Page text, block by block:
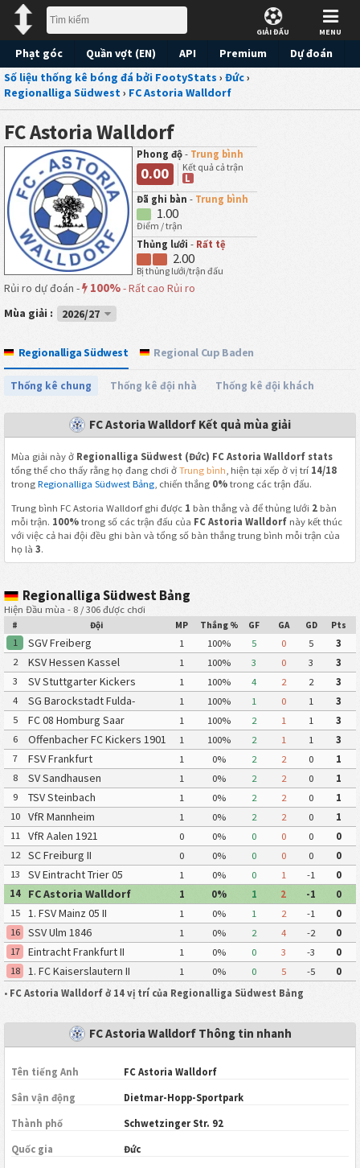
GIẢI ĐẤU MENU
Phạt góc Quần vợt (EN) API Premium
Dự đoán
Số liệu thống kê bóng đá bởi FootyStats › Đức›
Regionalliga Südwest› FC Astoria Walldorf
FC Astoria Walldorf
Phong độ - Trung bình
0.00
Kết quả cả trận
L
Đã ghi bàn - Trung bình
1.00
Điểm / trận
Thủng lưới - Rất tệ
2.00
Bị thủng lưới/trận đấu
Rủi ro dự đoán - 100%-Rất cao Rủi ro
Mùa giải :
2026/27
Regionalliga Südwest Regional Cup Baden
Thống kê chung Thống kê đội nhà Thống kê đội khách
FC Astoria Walldorf Kết quả mùa giải
Mùa giải này ở Regionalliga Südwest (Đức) FC Astoria Walldorf stats
tổng thể cho thấy rằng họ đang chơi ở Trung bình, hiện tại xếp ở vị trí 14/18
trong Regionalliga Südwest Bảng, chiến thắng 0%trong các trận đấu.
Trung bình FC Astoria Walldorf ghi được 1 bàn thắng và để thủng lưới 2bàn
mỗi trận. 100%trong số các trận đấu của FC Astoria Walldorfnày kết thúc
với việc cả hai đội đều ghi bàn và tổng số bàn thắng trung bình mỗi trận của
họ là 3.
Regionalliga Südwest Bảng
Hiện Đầu mùa - 8 / 306 được chơi
# Đội MP Thắng % GF GA GD Pts
1 SGV Freiberg 1 100% 5 0 5
3
2
KSV Hessen Kassel 1 100% 3 0 3
3
3
SV Stuttgarter Kickers 1 100% 4 2 2
3
4
SG Barockstadt Fulda-
Lehnerz
1 100% 1 0 1
3
5
FC 08 Homburg Saar 1 100% 2 1 1
3
6
Offenbacher FC Kickers 1901 1 100% 2 1 1
3
7
FSV Frankfurt 1 0% 2 2 0
1
8
SV Sandhausen 1 0% 2 2 0
1
9
TSV Steinbach 1 0% 2 2 0
1
10
VfR Mannheim 1 0% 2 2 0
1
11
VfR Aalen 1921 0 0% 0 0 0
0
12
SC Freiburg II 0 0% 0 0 0
0
13
SV Eintracht Trier 05 1 0% 0 1 -1
0
14
FC Astoria Walldorf 1 0% 1 2 -1
0
15
1. FSV Mainz 05 II 1 0% 1 2 -1
0
16
SSV Ulm 1846 1 0% 2 4 -2
0
17
Eintracht Frankfurt II 1 0% 0 3 -3
0
18
1. FC Kaiserslautern II 1 0% 0 5 -5
0
• FC Astoria Walldorf ở 14 vị trí của Regionalliga Südwest Bảng
FC Astoria Walldorf Thông tin nhanh
Tên tiếng Anh FC Astoria Walldorf
Sân vận động Dietmar-Hopp-Sportpark
Thành phố Schwetzinger Str. 92
Quốc gia Đức